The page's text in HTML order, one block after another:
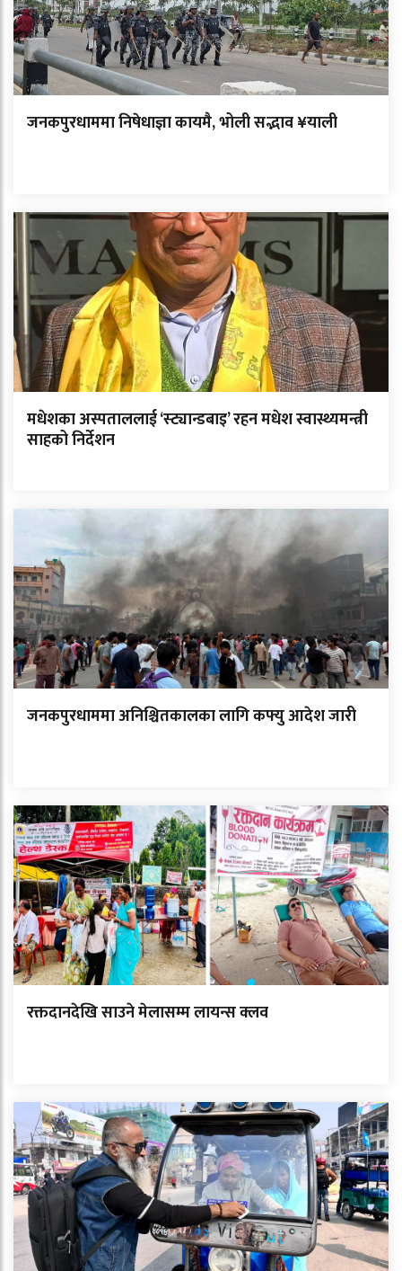
जनकपुरधाममा निषेधाज्ञा कायमै, भोली सद्भाव ¥याली
मधेशका अस्पताललाई ‘स्ट्यान्डबाइ’ रहन मधेश स्वास्थ्यमन्त्री
साहको निर्देशन
जनकपुरधाममा अनिश्चितकालका लागि कफ्यु आदेश जारी
रक्तदानदेखि साउने मेलासम्म लायन्स क्लव